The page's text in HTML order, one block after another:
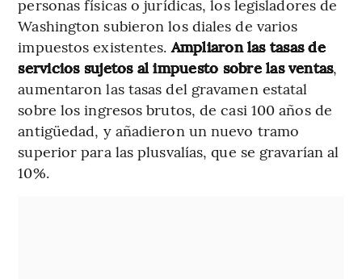
personas físicas o jurídicas, los legisladores de
Washington subieron los diales de varios
impuestos existentes.Ampliaron las tasas de
servicios sujetos al impuesto sobre las ventas,
aumentaron las tasas del gravamen estatal
sobre los ingresos brutos, de casi 100 años de
antigüedad, y añadieron un nuevo tramo
superior para las plusvalías, que se gravarían al
10%.